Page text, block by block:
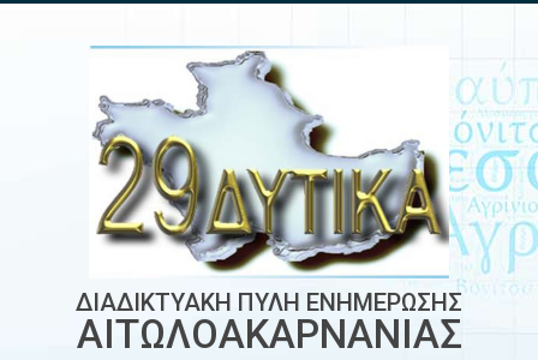
ΔΙΑΔΙΚΤΥΑΚΗ ΠΥΛΗ ΕΝΗΜΕΡΩΣΗΣ
ΑΙΤΩΛΟΑΚΑΡΝΑΝΙΑΣ